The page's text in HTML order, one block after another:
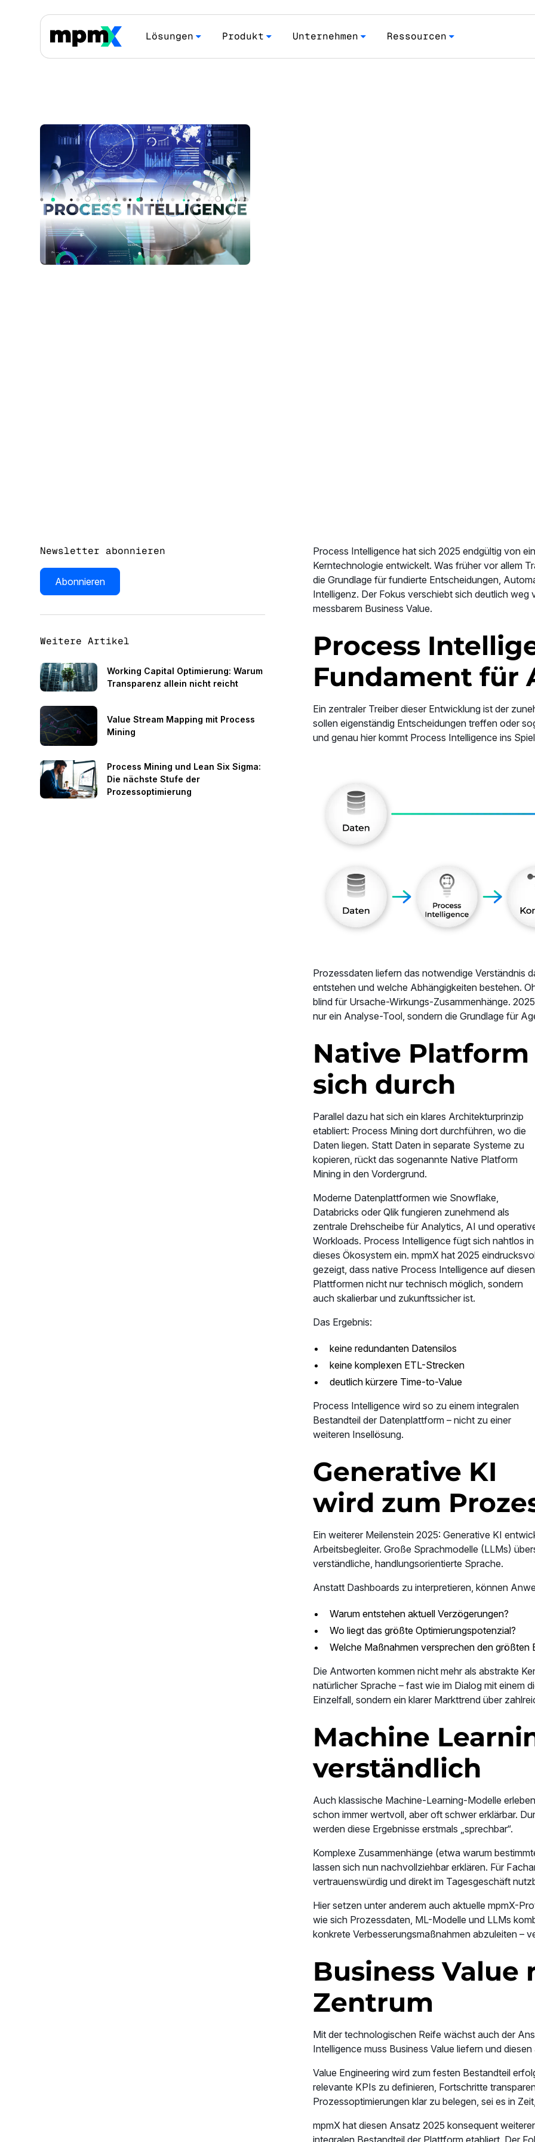
Lösungen Produkt Unternehmen Ressourcen
Newsletter abonnieren
Abonnieren
Weitere Artikel
Working Capital Optimierung: Warum
Transparenz allein nicht reicht
Value Stream Mapping mit Process
Mining
Process Mining und Lean Six Sigma:
Die nächste Stufe der
Prozessoptimierung
Process Intelligence hat sich 2025 endgültig von
Kerntechnologie entwickelt. Was früher vor allem
die Grundlage für fundierte Entscheidungen,
Intelligenz. Der Fokus verschiebt sich deutlich
messbarem Business Value.
Process
Fundament für
Ein zentraler Treiber dieser Entwicklung ist der
sollen eigenständig Entscheidungen treffen oder
und genau hier kommt Process Intelligence ins
Prozessdaten liefern das notwendige Verständnis
entstehen und welche Abhängigkeiten bestehen.
blind für Ursache-Wirkungs-Zusammenhänge.
nur ein Analyse-Tool, sondern die Grundlage für
Native
sich durch
Parallel dazu hat sich ein klares Architekturprinzip
etabliert: Process Mining dort durchführen, wo die
Daten liegen. Statt Daten in separate Systeme zu
kopieren, rückt das sogenannte Native Platform
Mining in den Vordergrund.
Moderne Datenplattformen wie Snowflake,
Databricks oder Qlik fungieren zunehmend als
zentrale Drehscheibe für Analytics, AI und
Workloads. Process Intelligence fügt sich nahtlos in
dieses Ökosystem ein. mpmX hat 2025
gezeigt, dass native Process Intelligence auf diesen
Plattformen nicht nur technisch möglich, sondern
auch skalierbar und zukunftssicher ist.
Das Ergebnis:
keine redundanten Datensilos
keine komplexen ETL-Strecken
deutlich kürzere Time-to-Value
Process Intelligence wird so zu einem integralen
Bestandteil der Datenplattform – nicht zu einer
weiteren Insellösung.
Generative KI
wird zum
Ein weiterer Meilenstein 2025: Generative KI
Arbeitsbegleiter. Große Sprachmodelle (LLMs)
verständliche, handlungsorientierte Sprache.
Anstatt Dashboards zu interpretieren, können
Warum entstehen aktuell Verzögerungen?
Wo liegt das größte Optimierungspotenzial?
Welche Maßnahmen versprechen den größten
Die Antworten kommen nicht mehr als abstrakte
natürlicher Sprache – fast wie im Dialog mit einem
Einzelfall, sondern ein klarer Markttrend über
Machine
verständlich
Auch klassische Machine-Learning-Modelle
schon immer wertvoll, aber oft schwer erklärbar.
werden diese Ergebnisse erstmals „sprechbar“.
Komplexe Zusammenhänge (etwa warum
lassen sich nun nachvollziehbar erklären. Für
vertrauenswürdig und direkt im Tagesgeschäft
Hier setzen unter anderem auch aktuelle mpmX-
wie sich Prozessdaten, ML-Modelle und LLMs
konkrete Verbesserungsmaßnahmen abzuleiten –
Business Value
Zentrum
Mit der technologischen Reife wächst auch der
Intelligence muss Business Value liefern und
Value Engineering wird zum festen Bestandteil
relevante KPIs zu definieren, Fortschritte
Prozessoptimierungen klar zu belegen, sei es in
mpmX hat diesen Ansatz 2025 konsequent
integralen Bestandteil der Plattform etabliert. Der